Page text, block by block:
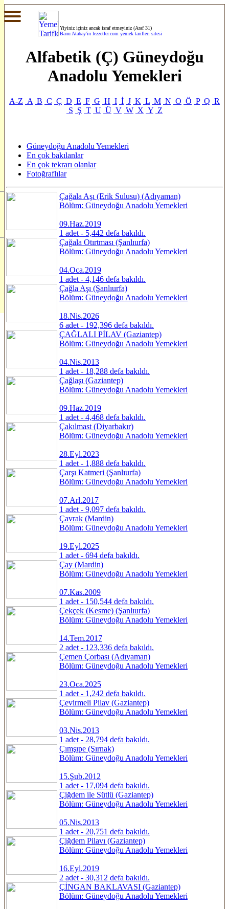
Yiyiniz içiniz ancak israf etmeyiniz (Araf 31)
Banu Atabay'in lezzetler.com yemek tarifleri sitesi
Alfabetik (Ç) Güneydoğu
Anadolu Yemekleri
A-Z A B C Ç D E F G H I İ J K L M N O Ö P Q R
S Ş T U Ü V W X Y Z
Güneydoğu Anadolu Yemekleri
En çok bakılanlar
En çok tekrarı olanlar
Fotoğraflılar
Çağala Aşı (Erik Sulusu) (Adıyaman)
Bölüm: Güneydoğu Anadolu Yemekleri
09.Haz.2019
1 adet - 5,442 defa bakıldı.
Çağala Otırtması (Şanlıurfa)
Bölüm: Güneydoğu Anadolu Yemekleri
04.Oca.2019
1 adet - 4,146 defa bakıldı.
Çağla Aşı (Şanlıurfa)
Bölüm: Güneydoğu Anadolu Yemekleri
18.Nis.2026
6 adet - 192,396 defa bakıldı.
ÇAĞLALI PİLAV (Gaziantep)
Bölüm: Güneydoğu Anadolu Yemekleri
04.Nis.2013
1 adet - 18,288 defa bakıldı.
Çağlaşı (Gaziantep)
Bölüm: Güneydoğu Anadolu Yemekleri
09.Haz.2019
1 adet - 4,468 defa bakıldı.
Çakılmast (Diyarbakır)
Bölüm: Güneydoğu Anadolu Yemekleri
28.Eyl.2023
1 adet - 1,888 defa bakıldı.
Çarşı Katmeri (Şanlıurfa)
Bölüm: Güneydoğu Anadolu Yemekleri
07.Arl.2017
1 adet - 9,097 defa bakıldı.
Çavrak (Mardin)
Bölüm: Güneydoğu Anadolu Yemekleri
19.Eyl.2025
1 adet - 694 defa bakıldı.
Çay (Mardin)
Bölüm: Güneydoğu Anadolu Yemekleri
07.Kas.2009
1 adet - 150,544 defa bakıldı.
Çekçek (Kesme) (Şanlıurfa)
Bölüm: Güneydoğu Anadolu Yemekleri
14.Tem.2017
2 adet - 123,336 defa bakıldı.
Çemen Çorbası (Adıyaman)
Bölüm: Güneydoğu Anadolu Yemekleri
23.Oca.2025
1 adet - 1,242 defa bakıldı.
Çevirmeli Pilav (Gaziantep)
Bölüm: Güneydoğu Anadolu Yemekleri
03.Nis.2013
1 adet - 28,794 defa bakıldı.
Çımşıpe (Şırnak)
Bölüm: Güneydoğu Anadolu Yemekleri
15.Şub.2012
1 adet - 17,094 defa bakıldı.
Çiğdem ile Sütlü (Gaziantep)
Bölüm: Güneydoğu Anadolu Yemekleri
05.Nis.2013
1 adet - 20,751 defa bakıldı.
Çiğdem Pilavı (Gaziantep)
Bölüm: Güneydoğu Anadolu Yemekleri
16.Eyl.2019
2 adet - 30,312 defa bakıldı.
ÇİNGAN BAKLAVASI (Gaziantep)
Bölüm: Güneydoğu Anadolu Yemekleri